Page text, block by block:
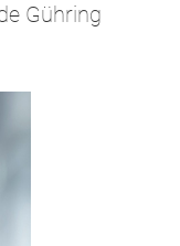
Gühring